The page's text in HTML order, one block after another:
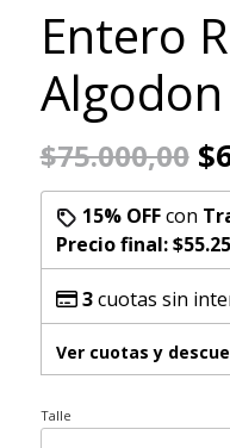
Entero
Algodon
$75.000,00
15% OFFcon
Precio final:
3cuotas sin
Ver cuotas y
Talle